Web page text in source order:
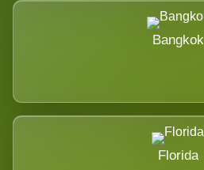
Bangkok
Florida